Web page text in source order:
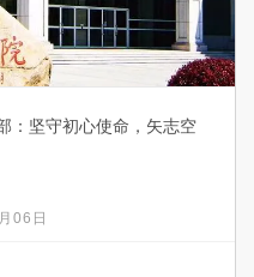
：坚守初心使命，矢志空
06日